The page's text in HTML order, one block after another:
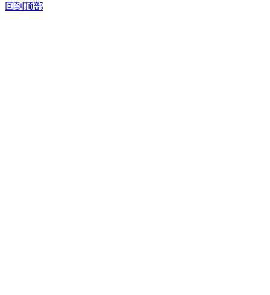
回到顶部